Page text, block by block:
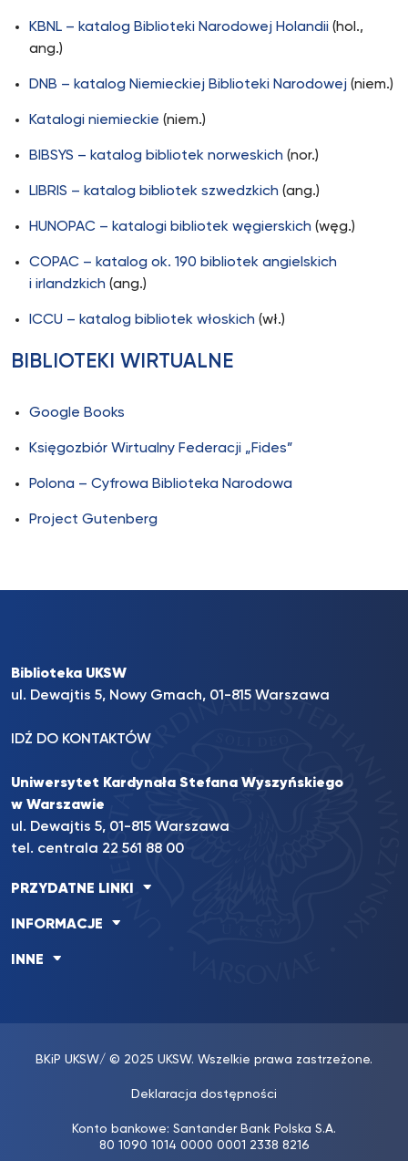
KBNL – katalog Biblioteki Narodowej Holandii (hol.,
ang.)
DNB – katalog Niemieckiej Biblioteki Narodowej (niem.)
Katalogi niemieckie (niem.)
BIBSYS – katalog bibliotek norweskich (nor.)
LIBRIS – katalog bibliotek szwedzkich (ang.)
HUNOPAC – katalogi bibliotek węgierskich (węg.)
COPAC – katalog ok. 190 bibliotek angielskich
i irlandzkich (ang.)
ICCU – katalog bibliotek włoskich (wł.)
BIBLIOTEKI WIRTUALNE
Google Books
Księgozbiór Wirtualny Federacji „Fides”
Polona – Cyfrowa Biblioteka Narodowa
Project Gutenberg
Biblioteka UKSW
ul. Dewajtis 5, Nowy Gmach, 01-815 Warszawa
IDŹ DO KONTAKTÓW
Uniwersytet Kardynała Stefana Wyszyńskiego
w Warszawie
ul. Dewajtis 5, 01-815 Warszawa
tel. centrala 22 561 88 00
PRZYDATNE LINKI
INFORMACJE
INNE
BKiP UKSW/ © 2025 UKSW. Wszelkie prawa zastrzeżone.
Deklaracja dostępności
Konto bankowe: Santander Bank Polska S.A.
80 1090 1014 0000 0001 2338 8216